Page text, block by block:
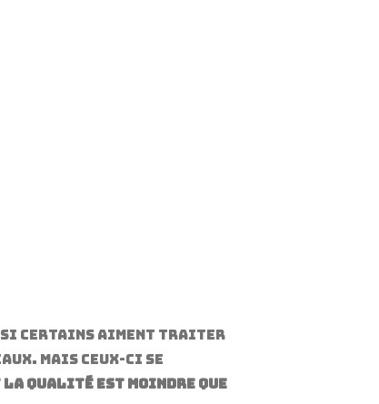
si certains aiment traiter
Mais ceux-ci se
qualité est moindre que